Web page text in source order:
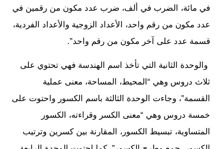
في مائة، الضرب في ألف، ضرب عدد مكون من رقمين في
عدد مكون من رقم واحد، الأعداد الزوجية والأعداد الفردية،
قسمة عدد على آخر مكون من رقم واحد”.
والوحدة الثانية التي تأخذ اسم الهندسة فهي تحتوي على
ثلاث دروس وهي “المحيط، المساحة، معنى عملية
القسمة”، وجاءت الوحدة الثالثة باسم الكسور واحتوت على
خمسة دروس وهي “معنى الكسر وقراءته، الكسور
المتساوية، تبسيط الكسور، المقارنة بين كسرين وترتيب